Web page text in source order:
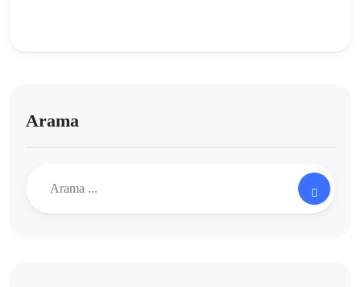
Arama